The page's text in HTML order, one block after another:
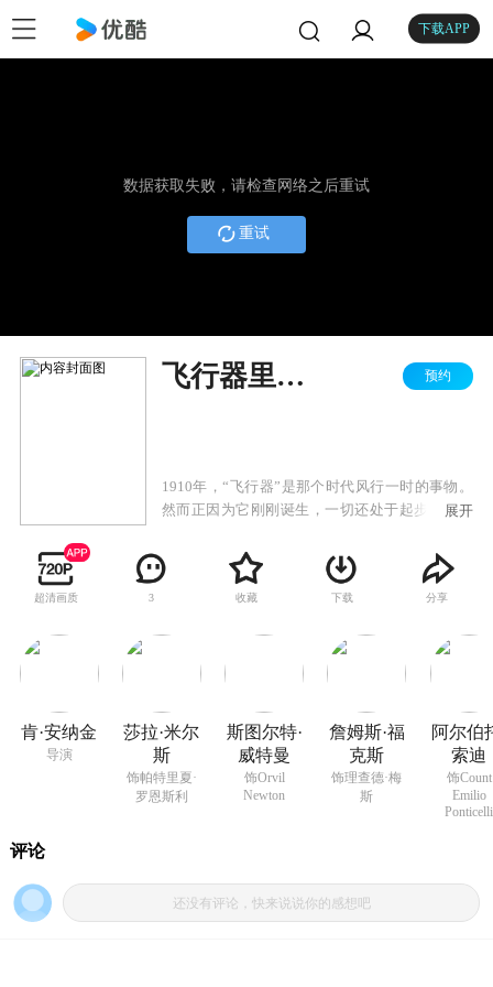
下载APP
数据获取失败，请检查网络之后重试
重试
飞行器里的好小伙 预约
1910年，“飞行器”是那个时代风行一时的事物。
然而正因为它刚刚诞生，一切还处于起步阶段。
饰）策划组织了一场从伦敦飞往巴黎的竞赛。而
这次竞赛的目的，就是为了彰显英国种族的优
越。如果一切都按照预期发展，不出所料，他的
赛。竞赛的新闻一经发出，就得到了来自世界各
地飞行器爱好者的踊跃报名。然而这场本该是冒
利（莎拉·米尔斯 饰）感情的竞赛。
展开
超清画质 3 收藏 下载 分享
肯·安纳金
导演
莎拉·米尔
斯
饰帕特里夏·
罗恩斯利
斯图尔特·
威特曼
饰Orvil
Newton
詹姆斯·福
克斯
饰理查德·梅
斯
阿尔伯
索迪
饰Count
Emilio
Ponticelli